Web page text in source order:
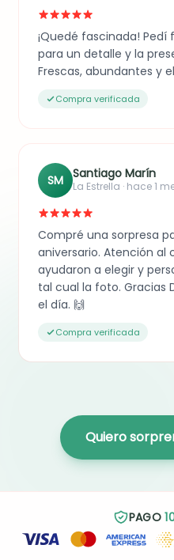
¡Quedé fascinada!
para un detalle y la
Frescas, abundantes y
Compra verificada
SM Santiago Marín
La Estrella · hace 1
Compré una sorpresa
aniversario. Atención al
ayudaron a elegir y
tal cual la foto. Gracias
el día. 🙌
Compra verificada
Quiero
PAGO